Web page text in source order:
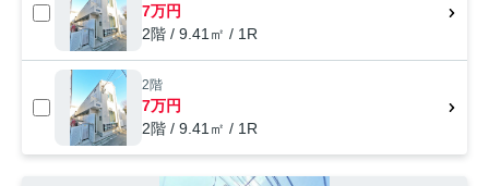
7万円
2階 / 9.41㎡ / 1R
2階
7万円
2階 / 9.41㎡ / 1R